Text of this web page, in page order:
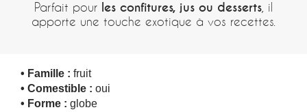
Parfait pour les confitures, jus ou desserts , il
apporte une touche exotique à vos recettes.
• Famille : fruit
• Comestible : oui
• Forme : globe